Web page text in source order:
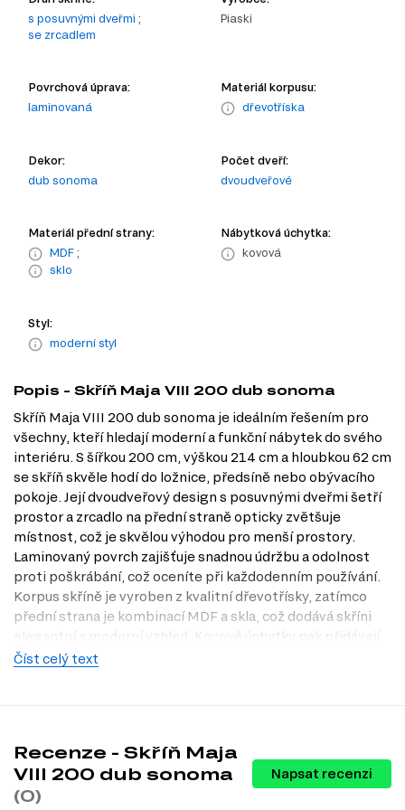
s posuvnými dveřmi ;
se zrcadlem
Piaski
Povrchová úprava:
laminovaná
Materiál korpusu:
dřevotříska
Dekor:
dub sonoma
Počet dveří:
dvoudveřové
Materiál přední strany:
MDF ;
sklo
Nábytková úchytka:
kovová
Styl:
moderní styl
Popis - Skříň Maja VIII 200 dub sonoma
Skříň Maja VIII 200 dub sonoma je ideálním řešením pro
všechny, kteří hledají moderní a funkční nábytek do svého
interiéru. S šířkou 200 cm, výškou 214 cm a hloubkou 62 cm
se skříň skvěle hodí do ložnice, předsíně nebo obývacího
pokoje. Její dvoudveřový design s posuvnými dveřmi šetří
prostor a zrcadlo na přední straně opticky zvětšuje
místnost, což je skvělou výhodou pro menší prostory.
Laminovaný povrch zajišťuje snadnou údržbu a odolnost
proti poškrábání, což oceníte při každodenním používání.
Korpus skříně je vyroben z kvalitní dřevotřísky, zatímco
přední strana je kombinací MDF a skla, což dodává skříni
elegantní a moderní vzhled. Kovové úchytky pak přidávají
na funkčnosti a stylu. Navštivte náš internetový obchod
Charakteristiky, vlastnosti a výhody
Moderní design.
Číst celý text
Recenze - Skříň Maja
VIII 200 dub sonoma
(0)
Napsat recenzi